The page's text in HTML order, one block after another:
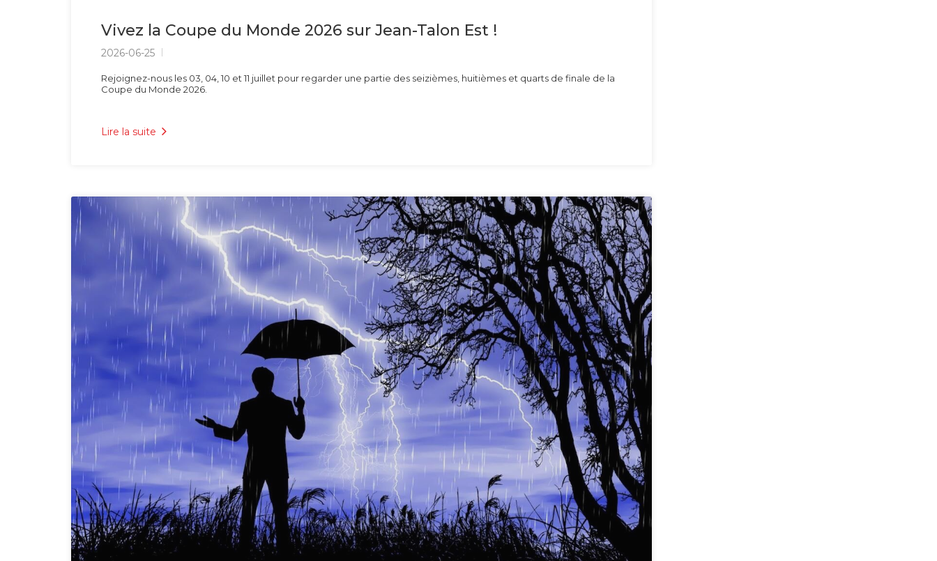
Vivez la Coupe du Monde 2026 sur Jean-Talon Est !
2026-06-25
Rejoignez-nous les 03, 04, 10 et 11 juillet pour regarder une partie des seizièmes, huitièmes et quarts de finale de la
Coupe du Monde 2026.
Lire la suite